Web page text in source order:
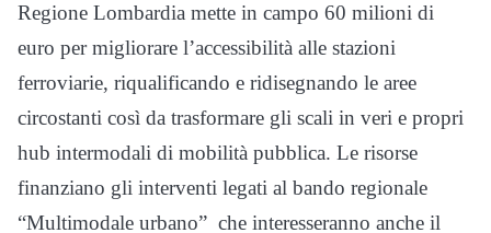
Regione Lombardia mette in campo 60 milioni di
euro per migliorare l’accessibilità alle stazioni
ferroviarie, riqualificando e ridisegnando le aree
circostanti così da trasformare gli scali in veri e propri
hub intermodali di mobilità pubblica. Le risorse
finanziano gli interventi legati al bando regionale
“Multimodale urbano” che interesseranno anche il